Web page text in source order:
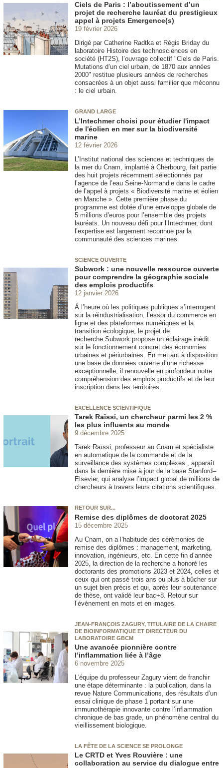
Ciels de Paris : l’aboutissement d’un
projet de recherche lauréat du prestigieux
appel à projets Emergence(s)
19 février 2026
Dirigé par Catherine Radtka et Régis Briday du
laboratoire Histoire des technosciences en
société (HT2S), l’ouvrage collectif "Ciels de Paris.
Mutations d’un ciel urbain, de 1870 aux années
2000" restitue plusieurs années de recherches
consacrées à un objet aussi familier que méconnu
: le ciel urbain.
GRAND LARGE
L’Intechmer choisi pour étudier l'impact
de l'éolien en mer sur la biodiversité
marine
12 février 2026
L’Institut national des sciences et techniques de
la mer du Cnam, implanté à Cherbourg, fait partie
des huit projets récemment sélectionnés par
l’agence de l’eau Seine-Normandie dans le cadre
de l’appel à projets « Biodiversité marine et éolien
en Manche ». Cette première phase du
programme est dotée d’une enveloppe globale de
5 millions d’euros pour l’ensemble des projets
lauréats. Un nouveau défi pour l’Intechmer, dont
l’expertise est largement reconnue par la
communauté des sciences marines.
SCIENCE OUVERTE
Subwork : une nouvelle ressource ouverte
pour comprendre la géographie sociale
des emplois productifs
12 janvier 2026
À l’heure où les politiques publiques s’interrogent
sur la réindustrialisation, l’essor du commerce en
ligne et des plateformes numériques et la
transition écologique, le projet de
recherche Subwork propose un éclairage inédit
sur le fonctionnement concret des économies
urbaines et périurbaines. En mettant à disposition
une base de données ouverte d’une richesse
exceptionnelle, il renouvelle en profondeur notre
compréhension des emplois productifs et de leur
inscription dans les territoires.
EXCELLENCE SCIENTIFIQUE
Tarek Raïssi, un chercheur parmi les 2 %
les plus influents au monde
9 décembre 2025
Tarek Raïssi, professeur au Cnam et spécialiste
en automatique de la commande et de la
surveillance des systèmes complexes , apparaît
dans la dernière mise à jour de la base Stanford–
Elsevier, qui analyse l’impact global de millions de
chercheurs à travers leurs citations scientifiques.
RETOUR SUR...
Remise des diplômes de doctorat 2025
15 décembre 2025
Au Cnam, on a l’habitude des cérémonies de
remise des diplômes : management, marketing,
innovation, ingénieurs, etc. En cette fin d’année
2025, la direction de la recherche a honoré les
doctorants des promotions 2023 et 2024, celles et
ceux qui ont passé trois ans ou plus à bûcher sur
un sujet bien précis et qui, après leur soutenance
de thèse, ont validé leur bac+8. Retour sur
l’événement en mots et en images.
JEAN-FRANÇOIS ZAGURY, TITULAIRE DE LA CHAIRE
DE BIOINFORMATIQUE ET DIRECTEUR DU
LABORATOIRE GBCM
Une avancée pionnière contre
l’inflammation liée à l’âge
6 novembre 2025
L'équipe du professeur Zagury vient de franchir
une étape déterminante : la publication, dans la
revue Nature Communications, des résultats d’un
essai clinique de phase 1 portant sur une
immunothérapie innovante contre l’inflammation
chronique de bas grade, un phénomène central du
vieillissement biologique.
LA FÊTE DE LA SCIENCE SE PROLONGE
Le CRTD et Yves Rouvière : une
collaboration au service du dialogue entre